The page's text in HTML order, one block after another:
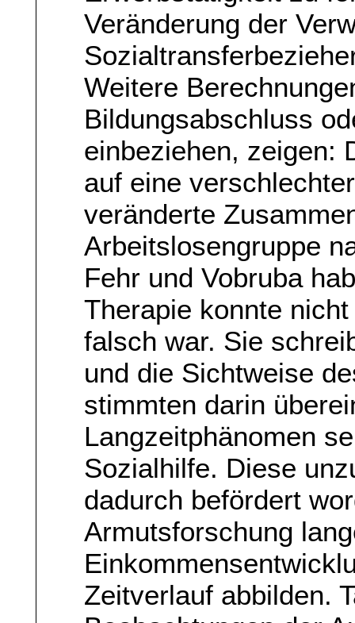
Veränderung der
Weitere
Bildungsabschluss
einbeziehen, zeigen:
auf eine
veränderte
Arbeitslosengruppe
Fehr und Vobruba
Therapie konnte
falsch war. Sie
und die Sichtweise
stimmten darin
Langzeitphänomen
Sozialhilfe. Diese
dadurch befördert
Armutsforschung
Zeitverlauf abbilden.